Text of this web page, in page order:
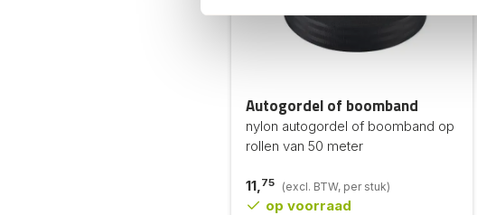
Autogordel of boomband
nylon autogordel of boomband op
rollen van 50 meter
11,75 (excl. BTW, per stuk)
op voorraad